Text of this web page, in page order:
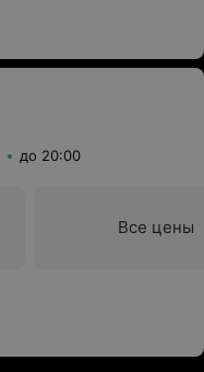
до 20:00
Все цены